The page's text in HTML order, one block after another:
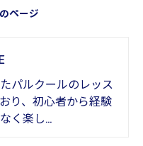
ページ
パルクールのレッス
り、初心者から経験
く楽し…